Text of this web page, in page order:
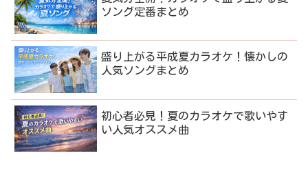
ソング定番まとめ
盛り上がる平成夏カラオケ！懐かしの
人気ソングまとめ
初心者必見！夏のカラオケで歌いやす
い人気オススメ曲